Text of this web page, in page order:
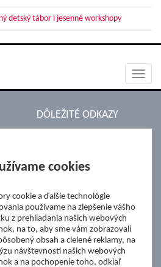
detský tábor i jesenné workshopy
DÔLEŽITÉ ODKAZY
Nadácia Železiarne
ŽP Informatika s.r.o.
ŠK Železiarne Podbrezová
Tále a.s.
cookies
cookie a ďalšie technológie
používame na zlepšenie vášho
z prehliadania našich webových
na to, aby sme vám zobrazovali
obsah a cielené reklamy, na
návštevnosti našich webových
a na pochopenie toho, odkiaľ